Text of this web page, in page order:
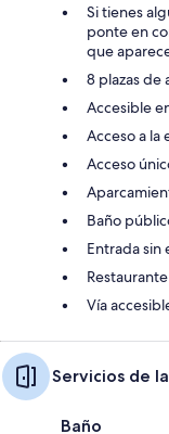
Si tienes
ponte en
que
8 plazas de
Accesible
Acceso a la
Acceso
Baño
Entrada sin
Vía
Servicios de
Baño